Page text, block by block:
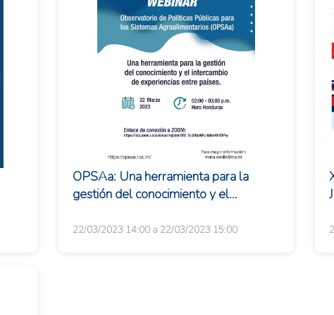
OPSAa: Una herramienta para la
gestión del conocimiento y el
países
22/03/2023 14:00 a 22/03/2023 15:00